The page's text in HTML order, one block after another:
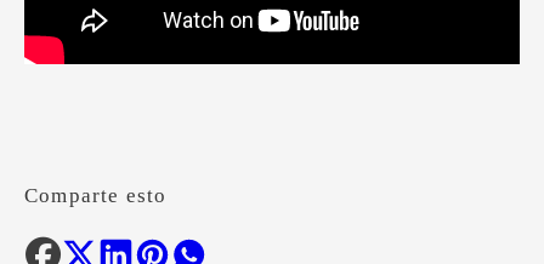
Comparte esto